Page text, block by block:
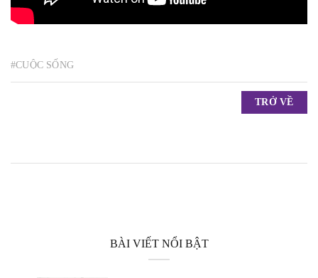
#CUỘC SỐNG
TRỞ VỀ
BÀI VIẾT NỔI BẬT